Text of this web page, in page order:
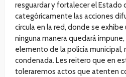
resguardar y fortalecer el Estado
categóricamente las acciones
circula en la red, donde se
ninguna manera quedará
elemento de la policía municipal,
condenada. Les reitero que en
toleraremos actos que atenten